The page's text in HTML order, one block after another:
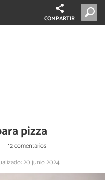
COMPARTIR
pizza
12 comentarios
20 junio 2024